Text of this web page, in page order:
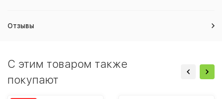
Отзывы
C этим товаром также
покупают